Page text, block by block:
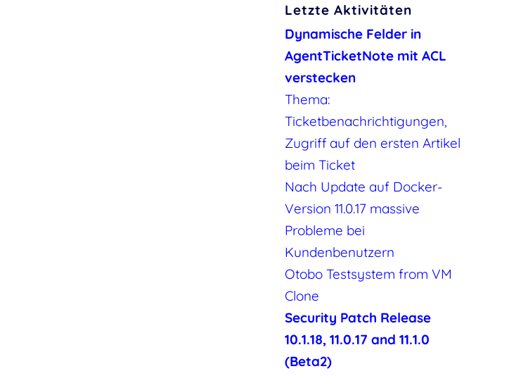
Letzte Aktivitäten
Dynamische Felder in
AgentTicketNote mit ACL
verstecken
Thema:
Ticketbenachrichtigungen,
Zugriff auf den ersten Artikel
beim Ticket
Nach Update auf Docker-
Version 11.0.17 massive
Probleme bei
Kundenbenutzern
Otobo Testsystem from VM
Clone
Security Patch Release
10.1.18, 11.0.17 and 11.1.0
(Beta2)